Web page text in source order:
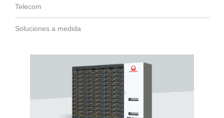
Telecom
Soluciones a medida